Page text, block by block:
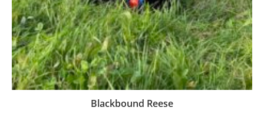
Blackbound Reese